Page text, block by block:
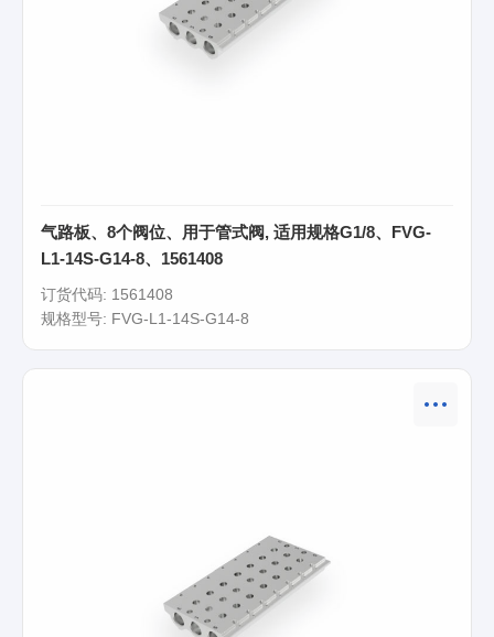
气路板、8个阀位、用于管式阀, 适用规格G1/8、FVG-
L1-14S-G14-8、1561408
订货代码: 1561408
规格型号: FVG-L1-14S-G14-8